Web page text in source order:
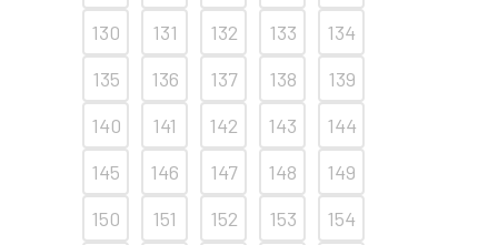
130
131 132 133
134
135
136 137 138
139
140
141 142 143
144
145
146 147 148
149
150
151 152 153
154